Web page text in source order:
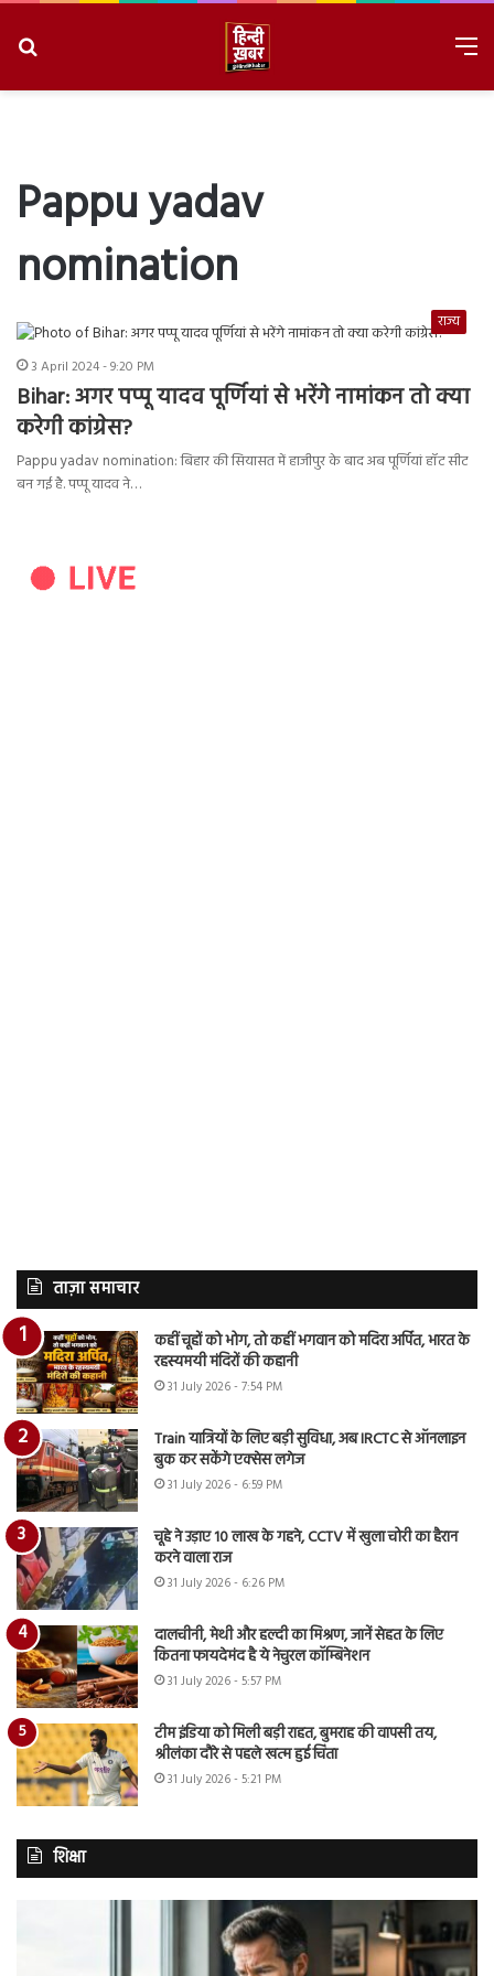
Pappu yadav
nomination
राज्य
3 April 2024 - 9:20 PM
Bihar: अगर पप्पू यादव पूर्णियां से भरेंगे नामांकन तो क्या
करेगी कांग्रेस?
Pappu yadav nomination: बिहार की सियासत में हाजीपुर के बाद अब पूर्णियां हॉट सीट
बन गई है. पप्पू यादव ने…
ताज़ा समाचार
कहीं चूहों को भोग, तो कहीं भगवान को मदिरा अर्पित, भारत के
रहस्यमयी मंदिरों की कहानी
31 July 2026 - 7:54 PM
Train यात्रियों के लिए बड़ी सुविधा, अब IRCTC से ऑनलाइन
बुक कर सकेंगे एक्सेस लगेज
31 July 2026 - 6:59 PM
चूहे ने उड़ाए 10 लाख के गहने, CCTV में खुला चोरी का हैरान
करने वाला राज
31 July 2026 - 6:26 PM
दालचीनी, मेथी और हल्दी का मिश्रण, जानें सेहत के लिए
कितना फायदेमंद है ये नेचुरल कॉम्बिनेशन
31 July 2026 - 5:57 PM
टीम इंडिया को मिली बड़ी राहत, बुमराह की वापसी तय,
श्रीलंका दौरे से पहले खत्म हुई चिंता
31 July 2026 - 5:21 PM
शिक्षा